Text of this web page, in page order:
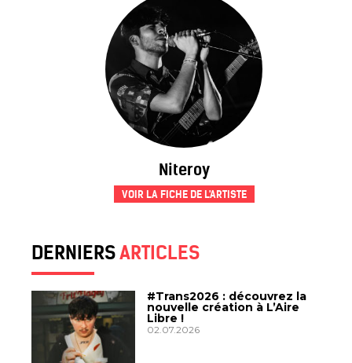
Niteroy
VOIR LA FICHE DE L'ARTISTE
DERNIERSARTICLES
#Trans2026 : découvrez la
nouvelle création à L’Aire
Libre !
02.07.2026